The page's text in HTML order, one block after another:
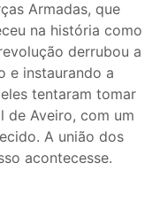
Armadas, que
na história como
derrubou a
e instaurando a
tentaram tomar
de Aveiro, com um
A união dos
acontecesse.